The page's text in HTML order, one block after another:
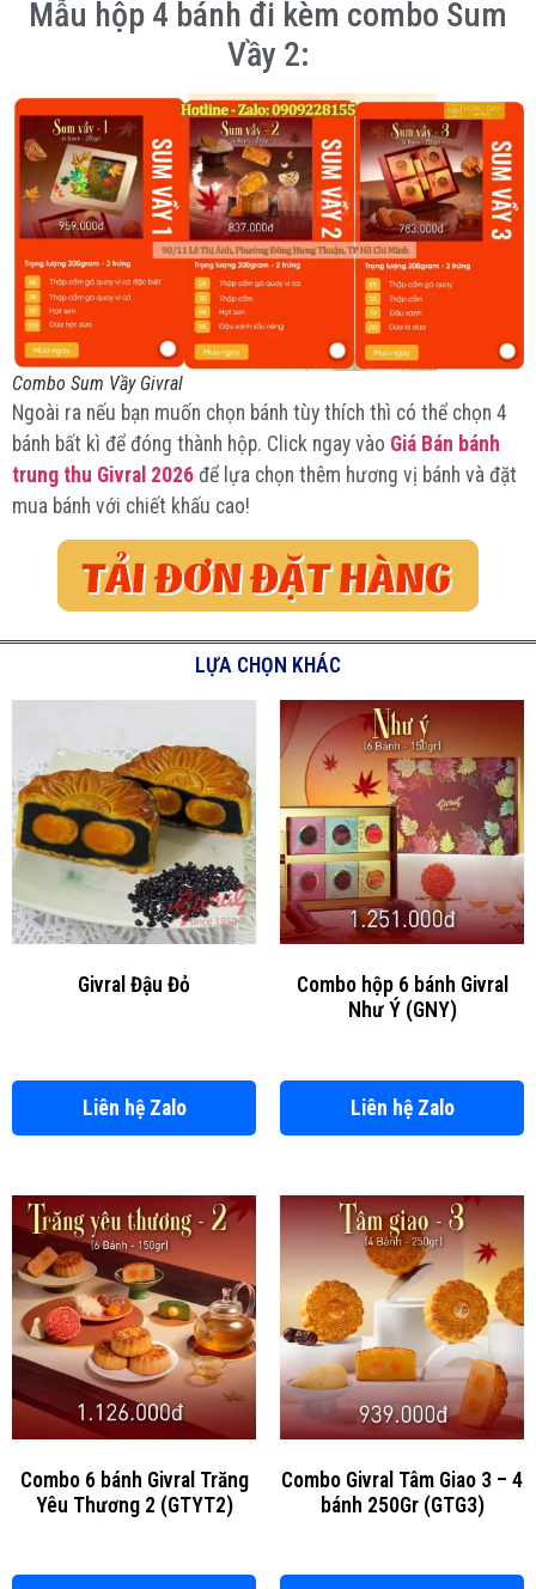
Mẫu hộp 4 bánh đi kèm combo Sum
Vầy 2:
Combo Sum Vầy Givral
Ngoài ra nếu bạn muốn chọn bánh tùy thích thì có thể chọn 4
bánh bất kì để đóng thành hộp. Click ngay vào Giá Bán bánh
trung thu Givral 2026 để lựa chọn thêm hương vị bánh và đặt
mua bánh với chiết khấu cao!
LỰA CHỌN KHÁC
Givral Đậu Đỏ
Liên hệ Zalo
Combo hộp 6 bánh Givral
Như Ý (GNY)
Liên hệ Zalo
Combo 6 bánh Givral Trăng
Yêu Thương 2 (GTYT2)
Combo Givral Tâm Giao 3 – 4
bánh 250Gr (GTG3)